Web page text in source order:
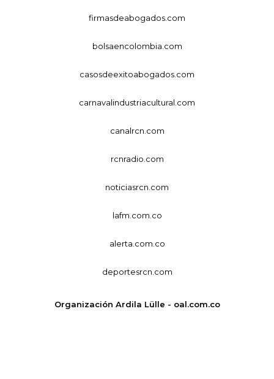
firmasdeabogados.com
bolsaencolombia.com
casosdeexitoabogados.com
carnavalindustriacultural.com
canalrcn.com
rcnradio.com
noticiasrcn.com
lafm.com.co
alerta.com.co
deportesrcn.com
Organización Ardila Lülle - oal.com.co